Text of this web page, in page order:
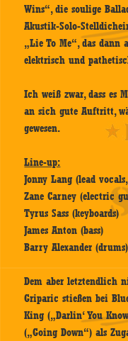
Wins“, die soulige
Akustik-Solo-
„Lie To Me“, das dann
elektrisch und
Ich weiß zwar, dass es
an sich gute Auftritt,
gewesen.
Line-up:
Jonny Lang (lead
Zane Carney (electric
Tyrus Sass (keyboards)
James Anton (bass)
Barry Alexander (drums)
Dem aber letztendlich
Griparic stießen bei
King („Darlin‘ You
(„Going Down“) als